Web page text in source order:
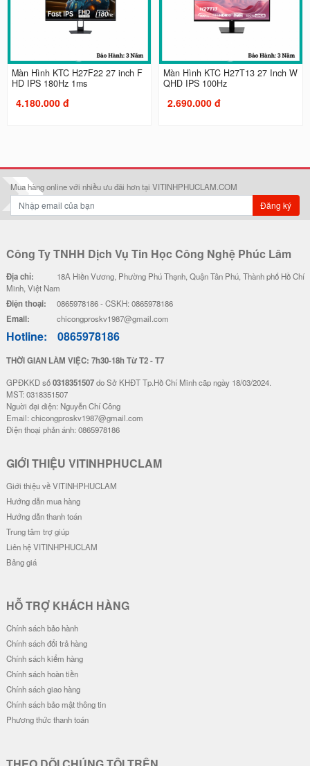
Màn Hình KTC H27F22 27 inch F
HD IPS 180Hz 1ms
4.180.000 đ
Màn Hình KTC H27T13 27 Inch W
QHD IPS 100Hz
2.690.000 đ
Mua hàng online với nhiều ưu đãi hơn tại VITINHPHUCLAM.COM
Đăng ký
Công Ty TNHH Dịch Vụ Tin Học Công Nghệ Phúc Lâm
Địa chỉ:
18A Hiền Vương, Phường Phú Thạnh, Quận Tân Phú, Thành phố Hồ Chí
Minh, Việt Nam
Điện thoại: 0865978186 - CSKH: 0865978186
Email: chicongproskv1987@gmail.com
Hotline: 0865978186
THỜI GIAN LÀM VIỆC: 7h30-18h Từ T2 - T7
GPĐKKD số0318351507do Sở KHĐT Tp.Hồ Chí Minh cãp ngày 18/03/2024.
MST: 0318351507
Nguời đại diện: Nguyễn Chí Công
Email: chicongproskv1987@gmail.com
Điện thoại phản ánh: 0865978186
GIỚI THIỆU VITINHPHUCLAM
Giới thiệu về VITINHPHUCLAM
Hướng dẫn mua hàng
Hướng dẫn thanh toán
Trung tâm trợ giúp
Liên hệ VITINHPHUCLAM
Bảng giá
HỖ TRỢ KHÁCH HÀNG
Chính sách bảo hành
Chính sách đổi trả hàng
Chính sách kiểm hàng
Chính sách hoàn tiền
Chính sách giao hàng
Chính sách bảo mật thông tin
Phương thức thanh toán